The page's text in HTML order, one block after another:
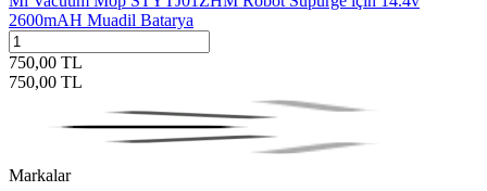
2600mAH Muadil Batarya
750,00 TL
750,00 TL
Markalar